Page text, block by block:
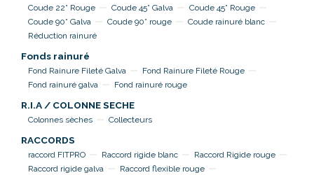
Coude 22° Rouge
Coude 45° Galva
Coude 45° Rouge
Coude 90° Galva
Coude 90° rouge
Coude rainuré blanc
Réduction rainuré
Fonds rainuré
Fond Rainure Fileté Galva
Fond Rainure Fileté Rouge
Fond rainuré galva
Fond rainuré rouge
R.I.A / COLONNE SECHE
Colonnes sèches Collecteurs
RACCORDS
raccord FITPRO Raccord rigide blanc
Raccord Rigide rouge
Raccord rigide galva
Raccord flexible rouge